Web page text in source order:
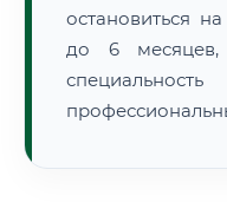
остановиться
до 6 месяцев,